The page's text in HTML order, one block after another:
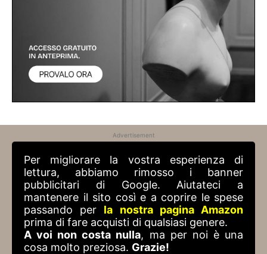
Advertisement
Per migliorare la vostra esperienza di
lettura, abbiamo rimosso i banner
pubblicitari di Google. Aiutateci a
mantenere il sito così e a coprire le spese
passando per la nostra pagina Amazon
prima di fare acquisti di qualsiasi genere.
A voi non costa nulla, ma per noi è una
cosa molto preziosa. Grazie!